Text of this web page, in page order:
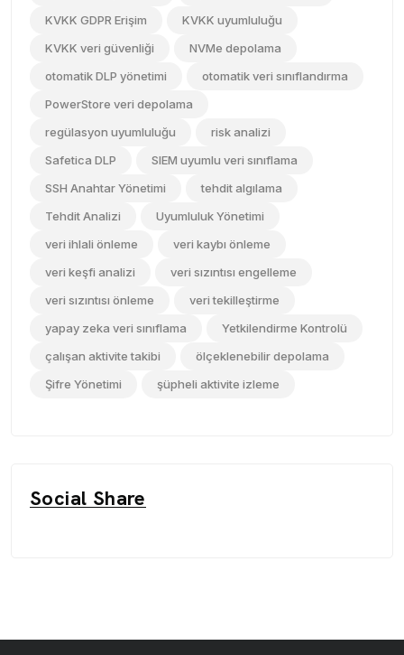
KVKK GDPR Erişim
KVKK uyumluluğu
KVKK veri güvenliği
NVMe depolama
otomatik DLP yönetimi
otomatik veri sınıflandırma
PowerStore veri depolama
regülasyon uyumluluğu
risk analizi
Safetica DLP
SIEM uyumlu veri sınıflama
SSH Anahtar Yönetimi
tehdit algılama
Tehdit Analizi
Uyumluluk Yönetimi
veri ihlali önleme
veri kaybı önleme
veri keşfi analizi
veri sızıntısı engelleme
veri sızıntısı önleme
veri tekilleştirme
yapay zeka veri sınıflama
Yetkilendirme Kontrolü
çalışan aktivite takibi
ölçeklenebilir depolama
Şifre Yönetimi
şüpheli aktivite izleme
Social Share